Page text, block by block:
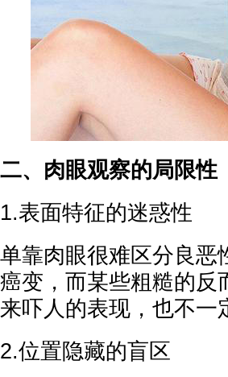
二、肉眼观察的局限性
1.表面特征的迷惑性
单靠肉眼很难区分良恶
癌变，而某些粗糙的反
来吓人的表现，也不一
2.位置隐藏的盲区